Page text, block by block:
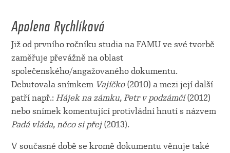
Apolena Rychlíková
Již od prvního ročníku studia na FAMU ve své tvorbě
zaměřuje převážně na oblast
společenského/angažovaného dokumentu.
Debutovala snímkem Vajíčko(2010) a mezi její další
patří např.: Hájek na zámku, Petr v podzámčí(2012)
nebo snímek komentující protivládní hnutí s názvem
Padá vláda, něco si přej(2013).
V současné době se kromě dokumentu věnuje také